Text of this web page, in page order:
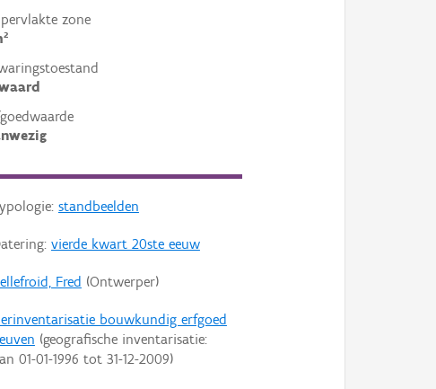
zone
standbeelden
vierde kwart 20ste eeuw
Fred (Ontwerper)
bouwkundig erfgoed
(geografische inventarisatie:
01-01-1996 tot 31-12-2009)